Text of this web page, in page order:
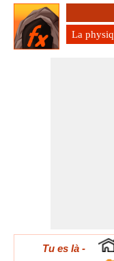
La
Tu es là -